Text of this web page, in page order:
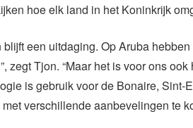
hoe elk land in het Koninkrijk
blijft een uitdaging. OpAruba
zegt Tjon. “Maarhet isvoor onsook
is gebruik voor de Bonaire, Sint-
verschillende aanbevelingen te